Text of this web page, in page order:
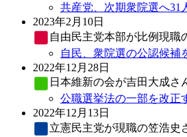
共産党、次期衆院選へ31
2023年2月10日
自由民主党本部が比例現職
自民、衆院選の公認候
2022年12月28日
日本維新の会が吉田大成さ
公職選挙法の一部を改正
2022年12月13日
立憲民主党が現職の笠浩史